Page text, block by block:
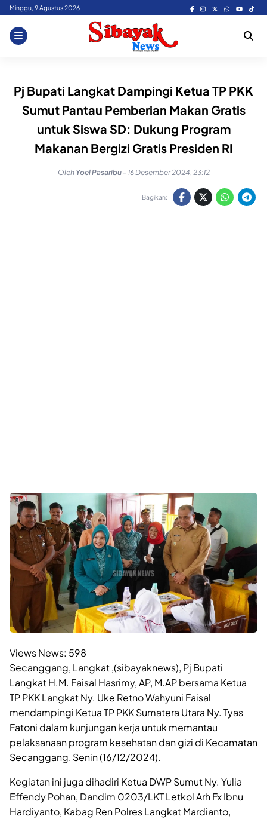
Skip
content
Minggu, 9 Agustus 2026
Pj Bupati Langkat Dampingi Ketua TP PKK
Sumut Pantau Pemberian Makan Gratis
untuk Siswa SD: Dukung Program
Makanan Bergizi Gratis Presiden RI
Oleh Yoel Pasaribu - 16 Desember 2024, 23:12
Bagikan:
Views News: 598
Secanggang, Langkat ,(sibayaknews), Pj Bupati
Langkat H.M. Faisal Hasrimy, AP, M.AP bersama Ketua
TP PKK Langkat Ny. Uke Retno Wahyuni Faisal
mendampingi Ketua TP PKK Sumatera Utara Ny. Tyas
Fatoni dalam kunjungan kerja untuk memantau
pelaksanaan program kesehatan dan gizi di Kecamatan
Secanggang, Senin (16/12/2024).
Kegiatan ini juga dihadiri Ketua DWP Sumut Ny. Yulia
Effendy Pohan, Dandim 0203/LKT Letkol Arh Fx Ibnu
Hardiyanto, Kabag Ren Polres Langkat Mardianto,